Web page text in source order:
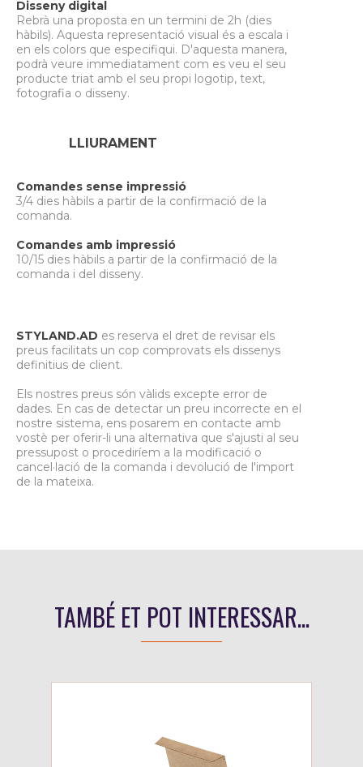
Disseny digital
Rebrà una proposta en un termini de 2h (dies
hàbils). Aquesta representació visual és a escala i
en els colors que especifiqui. D'aquesta manera,
podrà veure immediatament com es veu el seu
producte triat amb el seu propi logotip, text,
fotografia o disseny.
LLIURAMENT
Comandes sense impressió
3/4 dies hàbils a partir de la confirmació de la
comanda.
Comandes amb impressió
10/15 dies hàbils a partir de la confirmació de la
comanda i del disseny.
STYLAND.AD es reserva el dret de revisar els
preus facilitats un cop comprovats els dissenys
definitius de client.
Els nostres preus són vàlids excepte error de
dades. En cas de detectar un preu incorrecte en el
nostre sistema, ens posarem en contacte amb
vostè per oferir-li una alternativa que s'ajusti al seu
pressupost o procediríem a la modificació o
cancel·lació de la comanda i devolució de l'import
de la mateixa.
TAMBÉ ET POT INTERESSAR...